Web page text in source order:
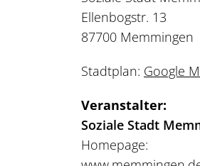
Ellenbogstr. 13
87700 Memmingen
Stadtplan: Google
Veranstalter:
Soziale Stadt
Homepage: